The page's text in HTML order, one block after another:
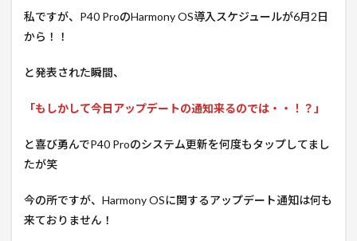
私ですが、P40 ProのHarmony OS導入スケジュールが6月2日
から！！
と発表された瞬間、
「もしかして今日アップデートの通知来るのでは・・！？」
と喜び勇んでP40 Proのシステム更新を何度もタップしてまし
たが笑
今の所ですが、Harmony OSに関するアップデート通知は何も
来ておりません！